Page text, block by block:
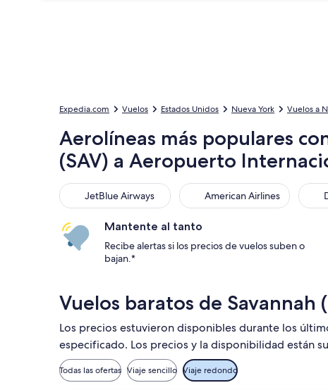
Expedia.com Vuelos Estados Unidos Nueva York Vuelos a
Aerolíneas más populares
(SAV) a Aeropuerto
JetBlue Airways
JetBlue Airways American Airlines
American Airlines Delta
Mantente al tanto
Recibe alertas si los precios de vuelos suben o
bajan.*
Vuelos baratos de Savannah
Los precios estuvieron disponibles durante los
especificado. Los precios y la disponibilidad están
Todas las ofertas Viaje sencillo Viaje redondo